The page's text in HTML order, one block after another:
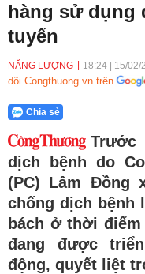
hàng sử dụng
tuyến
NĂNG LƯỢNG 18:24 15/02/
dõi Congthuong.vn trên
Chia sẻ
dịch bệnh do
(PC) Lâm Đồng
chống dịch bệnh
bách ở thời
đang được
động, quyết liệt